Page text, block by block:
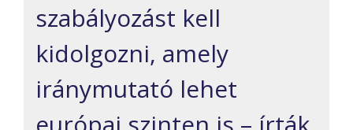
szabályozást kell
kidolgozni, amely
iránymutató lehet